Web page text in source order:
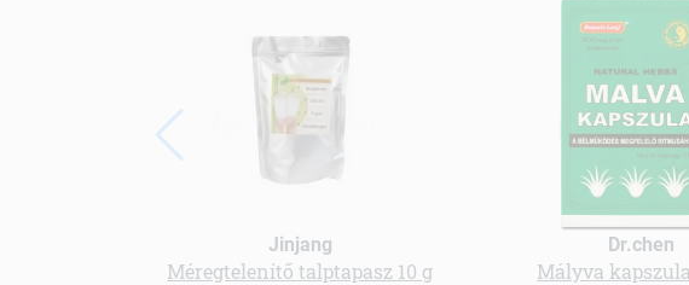
Jinjang
Méregtelenítő talptapasz 10 g
Dr.chen
Mályva